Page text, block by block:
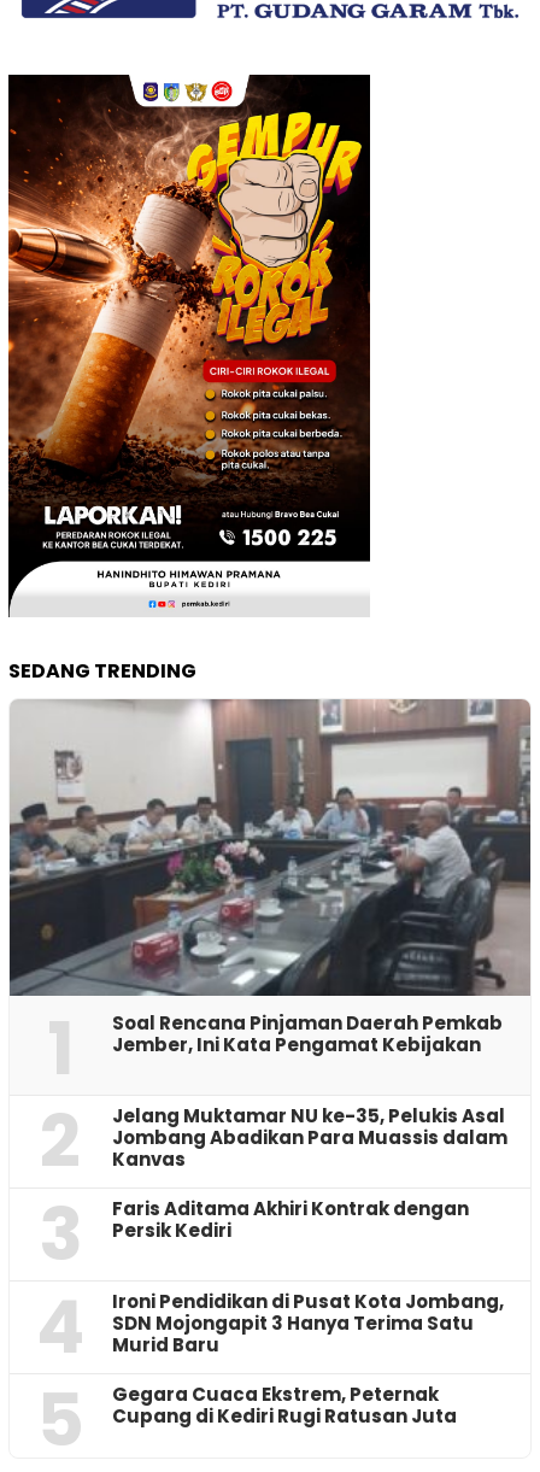
SEDANG TRENDING
1
‎Soal Rencana Pinjaman Daerah Pemkab
Jember, Ini Kata Pengamat Kebijakan ‎
2
Jelang Muktamar NU ke-35, Pelukis Asal
Jombang Abadikan Para Muassis dalam
Kanvas
3
Faris Aditama Akhiri Kontrak dengan
Persik Kediri
4
Ironi Pendidikan di Pusat Kota Jombang,
SDN Mojongapit 3 Hanya Terima Satu
Murid Baru
5
‎Gegara Cuaca Ekstrem, Peternak
Cupang di Kediri Rugi Ratusan Juta